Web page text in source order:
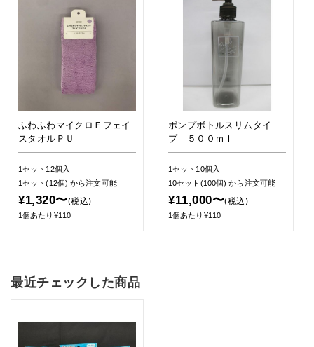
ふわふわマイクロＦフェイ
スタオルＰＵ
1セット12個入
1セット(12個)から注文可能
¥1,320〜(税込)
1個あたり¥110
ポンプボトルスリムタイ
プ ５００ｍｌ
1セット10個入
10セット(100個)から注文可能
¥11,000〜(税込)
1個あたり¥110
最近チェックした商品